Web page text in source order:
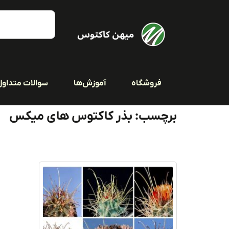
فروشگاه آموزش‌ها سوالات
برچسب: بذر کاکتوس های میکس